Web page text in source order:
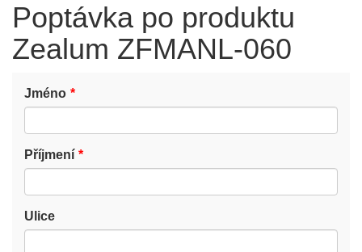
Poptávka po produktu
Zealum ZFMANL-060
Jméno
Příjmení
Ulice